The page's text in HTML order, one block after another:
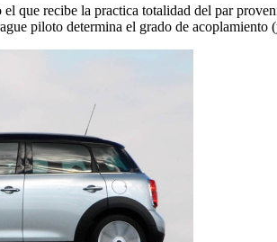
que recibe la practica totalidad del par
piloto determina el grado de